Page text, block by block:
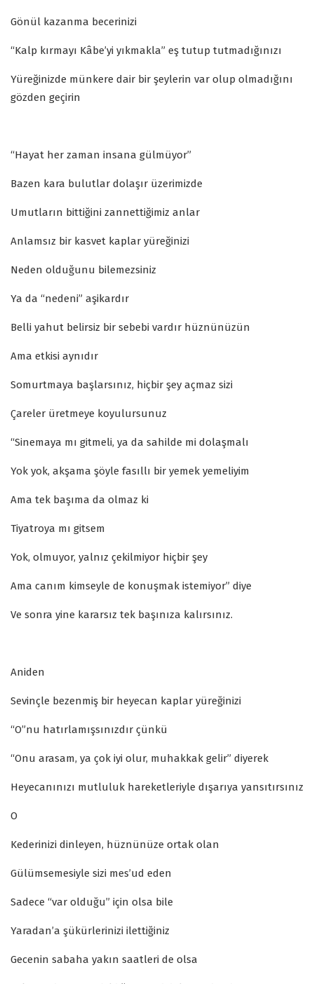
Gönül kazanma becerinizi
“Kalp kırmayı Kâbe’yi yıkmakla” eş tutup tutmadığınızı
Yüreğinizde münkere dair bir şeylerin var olup olmadığını
gözden geçirin
“Hayat her zaman insana gülmüyor”
Bazen kara bulutlar dolaşır üzerimizde
Umutların bittiğini zannettiğimiz anlar
Anlamsız bir kasvet kaplar yüreğinizi
Neden olduğunu bilemezsiniz
Ya da “nedeni” aşikardır
Belli yahut belirsiz bir sebebi vardır hüznünüzün
Ama etkisi aynıdır
Somurtmaya başlarsınız, hiçbir şey açmaz sizi
Çareler üretmeye koyulursunuz
“Sinemaya mı gitmeli, ya da sahilde mi dolaşmalı
Yok yok, akşama şöyle fasıllı bir yemek yemeliyim
Ama tek başıma da olmaz ki
Tiyatroya mı gitsem
Yok, olmuyor, yalnız çekilmiyor hiçbir şey
Ama canım kimseyle de konuşmak istemiyor” diye
Ve sonra yine kararsız tek başınıza kalırsınız.
Aniden
Sevinçle bezenmiş bir heyecan kaplar yüreğinizi
“O”nu hatırlamışsınızdır çünkü
“Onu arasam, ya çok iyi olur, muhakkak gelir” diyerek
Heyecanınızı mutluluk hareketleriyle dışarıya yansıtırsınız
O
Kederinizi dinleyen, hüznünüze ortak olan
Gülümsemesiyle sizi mes’ud eden
Sadece “var olduğu” için olsa bile
Yaradan’a şükürlerinizi ilettiğiniz
Gecenin sabaha yakın saatleri de olsa